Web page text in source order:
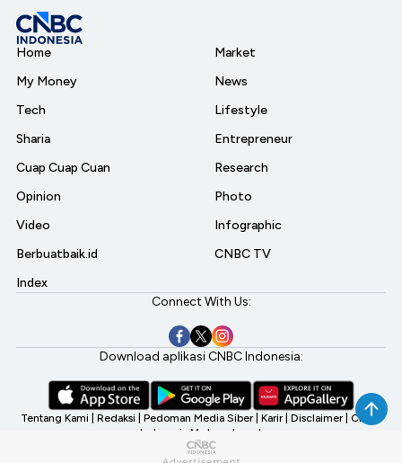
Home
My Money
Tech
Sharia
Cuap Cuap Cuan
Opinion
Video
Berbuatbaik.id
Index
Market
News
Lifestyle
Entrepreneur
Research
Photo
Infographic
CNBC TV
Connect With Us:
Download aplikasi CNBC Indonesia:
Tentang Kami Redaksi Pedoman Media Siber Karir Disclaimer CNBC
Indonesia My Investment
©2026 CNBC Indonesia, A Transmedia Company